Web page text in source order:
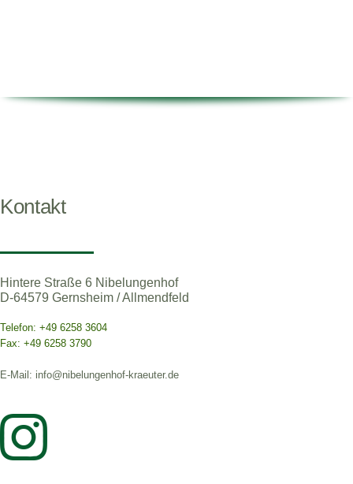
Kontakt
Hintere Straße 6 Nibelungenhof
D-64579 Gernsheim / Allmendfeld
Telefon: +49 6258 3604
Fax: +49 6258 3790
E-Mail: info@nibelungenhof-kraeuter.de